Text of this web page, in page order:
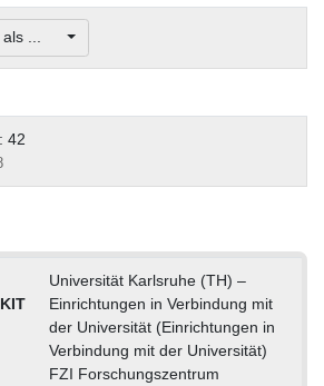
als ...
42
Universität Karlsruhe (TH) –
Einrichtungen in Verbindung mit
der Universität (Einrichtungen in
Verbindung mit der Universität)
FZI Forschungszentrum